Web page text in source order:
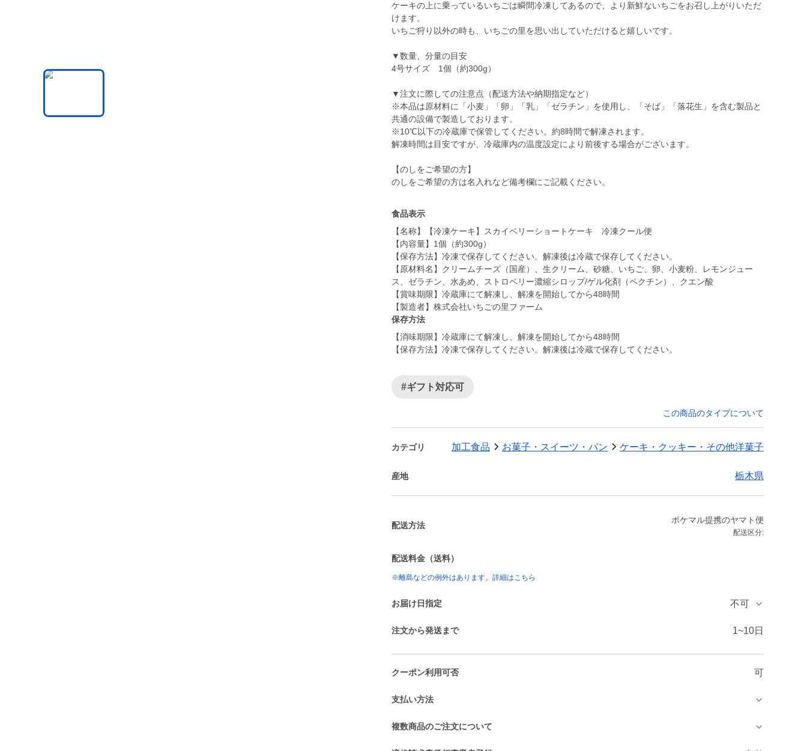
ケーキの上に乗っているいちごは瞬間冷凍してあるので、より新鮮ないちごをお召し上がりいただ
けます。
いちご狩り以外の時も、いちごの里を思い出していただけると嬉しいです。
▼数量、分量の目安
4号サイズ 1個（約300g）
▼注文に際しての注意点（配送方法や納期指定など）
※本品は原材料に「小麦」「卵」「乳」「ゼラチン」を使用し、「そば」「落花生」を含む製品と
共通の設備で製造しております。
※10℃以下の冷蔵庫で保管してください。約8時間で解凍されます。
解凍時間は目安ですが、冷蔵庫内の温度設定により前後する場合がございます。
【のしをご希望の方】
のしをご希望の方は名入れなど備考欄にご記載ください。
食品表示
【名称】【冷凍ケーキ】スカイベリーショートケーキ 冷凍クール便
【内容量】1個（約300g）
【保存方法】冷凍で保存してください。解凍後は冷蔵で保存してください。
【原材料名】クリームチーズ（国産）、生クリーム、砂糖、いちご、卵、小麦粉、レモンジュー
ス、ゼラチン、水あめ、ストロベリー濃縮シロップ/ゲル化剤（ペクチン）、クエン酸
【賞味期限】冷蔵庫にて解凍し、解凍を開始してから48時間
【製造者】株式会社いちごの里ファーム
保存方法
【消味期限】冷蔵庫にて解凍し、解凍を開始してから48時間
【保存方法】冷凍で保存してください。解凍後は冷蔵で保存してください。
#ギフト対応可
この商品のタイプについて
カテゴリ 加工食品 お菓子・スイーツ・パン ケーキ・クッキー・その他洋菓子
産地 栃木県
配送方法
ポケマル提携のヤマト便
配送区分:
配送料金（送料）
※離島などの例外はあります。詳細はこちら
お届け日指定 不可
注文から発送まで 1~10日
クーポン利用可否 可
支払い方法
複数商品のご注文について